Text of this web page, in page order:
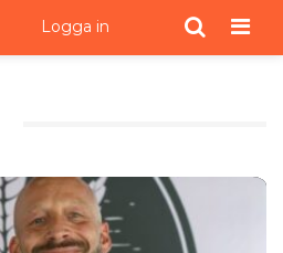
Logga in